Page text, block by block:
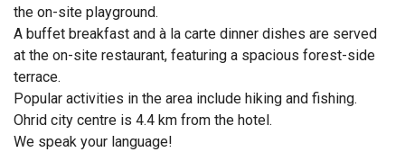
the on-site playground.
A buffet breakfast and à la carte dinner dishes are served
at the on-site restaurant, featuring a spacious forest-side
terrace.
Popular activities in the area include hiking and fishing.
Ohrid city centre is 4.4 km from the hotel.
We speak your language!